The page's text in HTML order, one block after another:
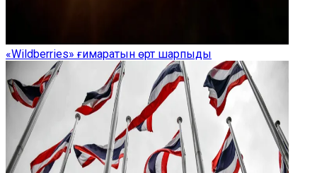
«Wildberries» ғимаратын өрт шарпыды